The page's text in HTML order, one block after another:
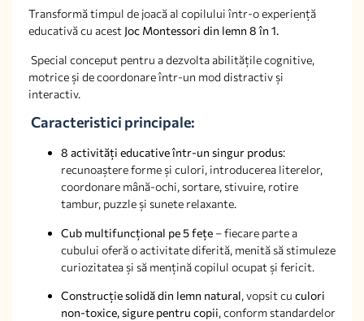
Transformă timpul de joacă al copilului într-o experiență
educativă cu acest Joc Montessori din lemn 8 în 1.
Special conceput pentru a dezvolta abilitățile cognitive,
motrice și de coordonare într-un mod distractiv și
interactiv.
Caracteristici principale:
8 activități educative într-un singur produs:
recunoaștere forme și culori, introducerea literelor,
coordonare mână-ochi, sortare, stivuire, rotire
tambur, puzzle și sunete relaxante.
Cub multifuncțional pe 5 fețe – fiecare parte a
cubului oferă o activitate diferită, menită să stimuleze
curiozitatea și să mențină copilul ocupat și fericit.
Construcție solidă din lemn natural, vopsit cu culori
non-toxice, sigure pentru copii, conform standardelor